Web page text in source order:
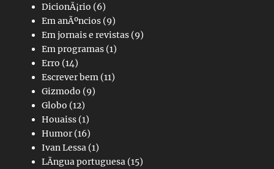
DicionÃ¡rio (6)
Em anÃºncios (9)
Em jornais e revistas (9)
Em programas (1)
Erro (14)
Escrever bem (11)
Gizmodo (9)
Globo (12)
Houaiss (1)
Humor(16)
Ivan Lessa (1)
LÃ­ngua portuguesa (15)